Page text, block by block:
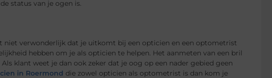
status van je ogen is.
niet verwonderlijk dat je uitkomt bij een opticien en een optometrist
hebben om je als opticien te helpen. Het aanmeten van een bril
klant weet je dan ook zeker dat je oog op een nader gebied geen
in Roermond die zowel opticien als optometrist is dan kom je